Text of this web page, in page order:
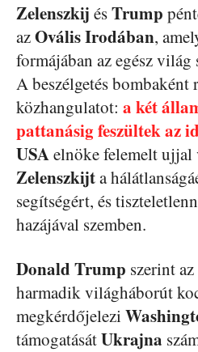
Zelenszkij ésTrump
azOvális Irodában,
formájában az egész világ
A beszélgetés bombaként
közhangulatot: a két
pattanásig feszültek az
USAelnöke felemelt ujjal
Zelenszkijta
segítségért, és
hazájával szemben.
Donald Trump szerint
harmadik világháborút
megkérdőjelezi
támogatásátUkrajna